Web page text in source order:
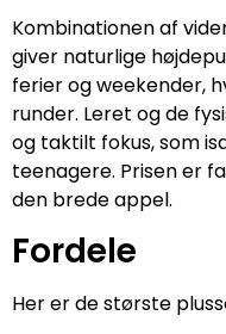
Kombinationen af
giver naturlige
ferier og weekender,
runder. Leret og de
og taktilt fokus, som
teenagere. Prisen er
den brede appel.
Fordele
Her er de største